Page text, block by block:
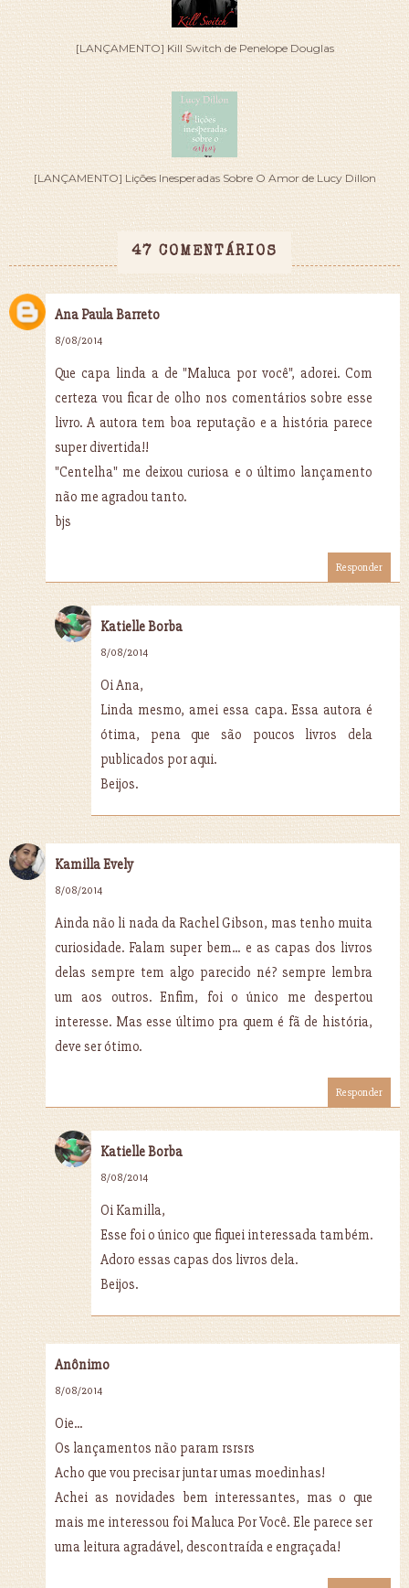
[LANÇAMENTO] Kill Switch de Penelope Douglas
[LANÇAMENTO] Lições Inesperadas Sobre O Amor de Lucy Dillon
47 COMENTÁRIOS
Ana Paula Barreto
8/08/2014
Que capa linda a de "Maluca por você", adorei. Com
certeza vou ficar de olho nos comentários sobre esse
livro. A autora tem boa reputação e a história parece
super divertida!!
"Centelha" me deixou curiosa e o último lançamento
não me agradou tanto.
bjs
Responder
Katielle Borba
8/08/2014
Oi Ana,
Linda mesmo, amei essa capa. Essa autora é
ótima, pena que são poucos livros dela
publicados por aqui.
Beijos.
Kamilla Evely
8/08/2014
Ainda não li nada da Rachel Gibson, mas tenho muita
curiosidade. Falam super bem... e as capas dos livros
delas sempre tem algo parecido né? sempre lembra
um aos outros. Enfim, foi o único me despertou
interesse. Mas esse último pra quem é fã de história,
deve ser ótimo.
Responder
Katielle Borba
8/08/2014
Oi Kamilla,
Esse foi o único que fiquei interessada também.
Adoro essas capas dos livros dela.
Beijos.
Anônimo
8/08/2014
Oie...
Os lançamentos não param rsrsrs
Acho que vou precisar juntar umas moedinhas!
Achei as novidades bem interessantes, mas o que
mais me interessou foi Maluca Por Você. Ele parece ser
uma leitura agradável, descontraída e engraçada!